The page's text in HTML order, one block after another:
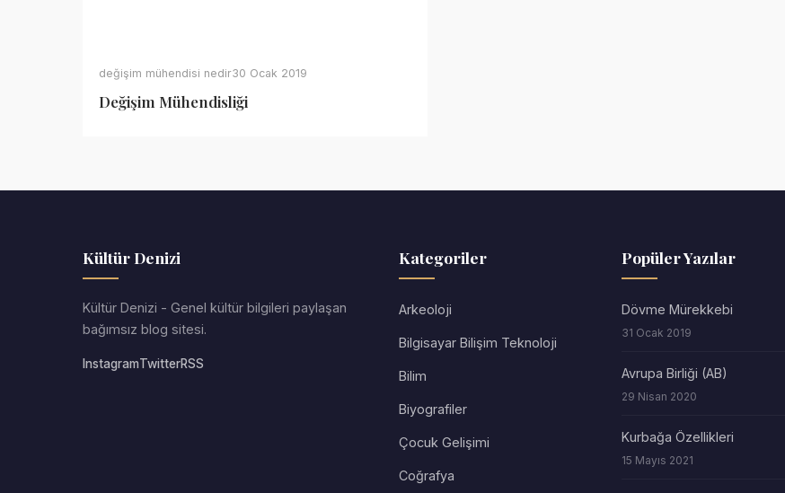
değişim mühendisi nedir30 Ocak 2019
Değişim Mühendisliği
Kültür Denizi
Kültür Denizi - Genel kültür bilgileri paylaşan
bağımsız blog sitesi.
InstagramTwitterRSS
Kategoriler
Arkeoloji
Bilgisayar Bilişim Teknoloji
Bilim
Biyografiler
Çocuk Gelişimi
Coğrafya
Popüler Yazılar
Dövme Mürekkebi
31 Ocak 2019
Avrupa Birliği (AB)
29 Nisan 2020
Kurbağa Özellikleri
15 Mayıs 2021